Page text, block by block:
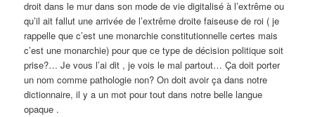
droit dans le mur dans son mode de vie digitalisé à l’extrême ou
qu’il ait fallut une arrivée de l’extrême droite faiseuse de roi ( je
rappelle que c’est une monarchie constitutionnelle certes mais
c’est une monarchie) pour que ce type de décision politique soit
prise?… Je vous l’ai dit , je vois le mal partout… Ça doit porter
un nom comme pathologie non? On doit avoir ça dans notre
dictionnaire, il y a un mot pour tout dans notre belle langue
opaque .